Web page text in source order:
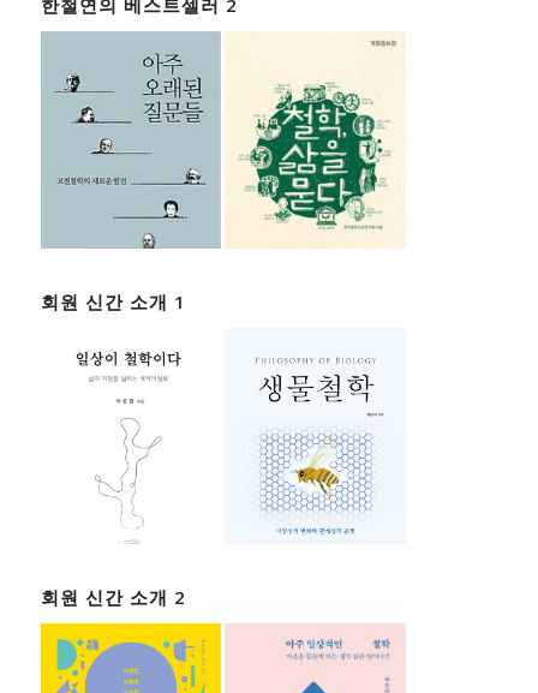
한철연의 베스트셀러 2
회원 신간 소개 1
회원 신간 소개 2